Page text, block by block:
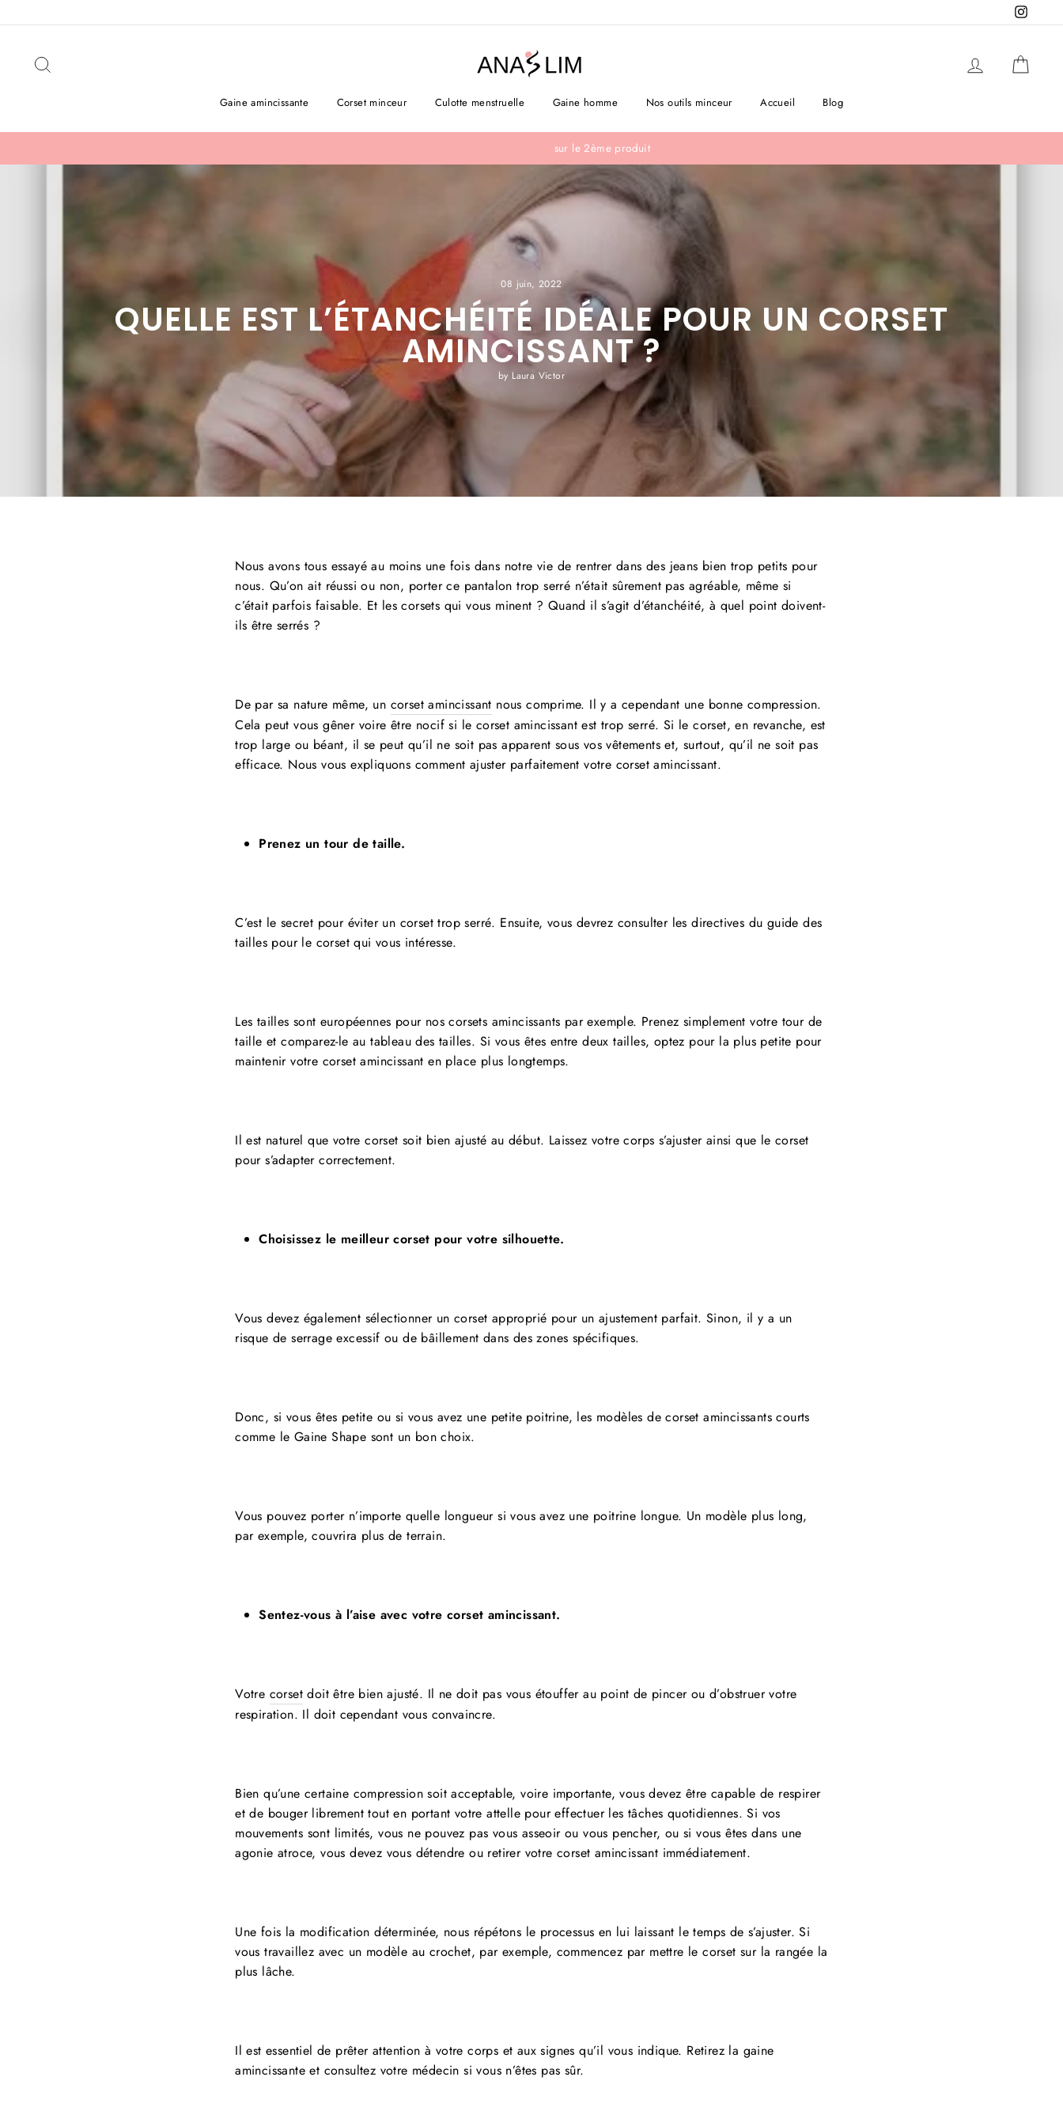
au
Se connecter
Gaine amincissante Corset minceur Culotte menstruelle Gaine homme Nos outils minceur Accueil Blog
sur le 2ème produit
08 juin, 2022
QUELLE EST L’ÉTANCHÉITÉ IDÉALE POUR UN CORSET
AMINCISSANT ?
by Laura Victor
Nous avons tous essayé au moins une fois dans notre vie de rentrer dans des jeans bien trop petits pour
nous. Qu’on ait réussi ou non, porter ce pantalon trop serré n’était sûrement pas agréable, même si
c’était parfois faisable. Et les corsets qui vous minent ? Quand il s’agit d’étanchéité, à quel point doivent-
ils être serrés ?
De par sa nature même, un corset amincissant nous comprime. Il y a cependant une bonne compression.
Cela peut vous gêner voire être nocif si le corset amincissant est trop serré. Si le corset, en revanche, est
trop large ou béant, il se peut qu’il ne soit pas apparent sous vos vêtements et, surtout, qu’il ne soit pas
efficace. Nous vous expliquons comment ajuster parfaitement votre corset amincissant.
Prenez un tour de taille.
C’est le secret pour éviter un corset trop serré. Ensuite, vous devrez consulter les directives du guide des
tailles pour le corset qui vous intéresse.
Les tailles sont européennes pour nos corsets amincissants par exemple. Prenez simplement votre tour de
taille et comparez-le au tableau des tailles. Si vous êtes entre deux tailles, optez pour la plus petite pour
maintenir votre corset amincissant en place plus longtemps.
Il est naturel que votre corset soit bien ajusté au début. Laissez votre corps s’ajuster ainsi que le corset
pour s’adapter correctement.
Choisissez le meilleur corset pour votre silhouette.
Vous devez également sélectionner un corset approprié pour un ajustement parfait. Sinon, il y a un
risque de serrage excessif ou de bâillement dans des zones spécifiques.
Donc, si vous êtes petite ou si vous avez une petite poitrine, les modèles de corset amincissants courts
comme le Gaine Shape sont un bon choix.
Vous pouvez porter n’importe quelle longueur si vous avez une poitrine longue. Un modèle plus long,
par exemple, couvrira plus de terrain.
Sentez-vous à l’aise avec votre corset amincissant.
Votre corset doit être bien ajusté. Il ne doit pas vous étouffer au point de pincer ou d’obstruer votre
respiration. Il doit cependant vous convaincre.
Bien qu’une certaine compression soit acceptable, voire importante, vous devez être capable de respirer
et de bouger librement tout en portant votre attelle pour effectuer les tâches quotidiennes. Si vos
mouvements sont limités, vous ne pouvez pas vous asseoir ou vous pencher, ou si vous êtes dans une
agonie atroce, vous devez vous détendre ou retirer votre corset amincissant immédiatement.
Une fois la modification déterminée, nous répétons le processus en lui laissant le temps de s’ajuster. Si
vous travaillez avec un modèle au crochet, par exemple, commencez par mettre le corset sur la rangée la
plus lâche.
Il est essentiel de prêter attention à votre corps et aux signes qu’il vous indique. Retirez la gaine
amincissante et consultez votre médecin si vous n’êtes pas sûr.